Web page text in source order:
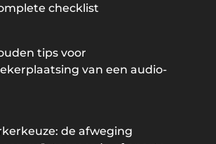
checklist
tips voor
van een audio-
de afweging